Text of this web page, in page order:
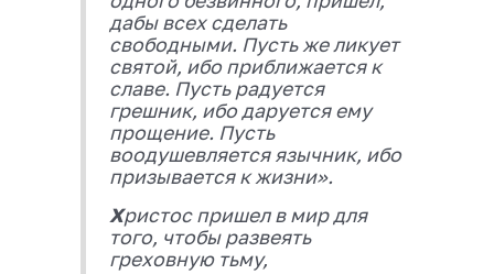
дабы всех сделать
свободными. Пусть же ликует
святой, ибо приближается к
славе. Пусть радуется
грешник, ибо даруется ему
прощение. Пусть
воодушевляется язычник, ибо
призывается к жизни».
Христос пришел в мир для
того, чтобы развеять
греховную тьму,